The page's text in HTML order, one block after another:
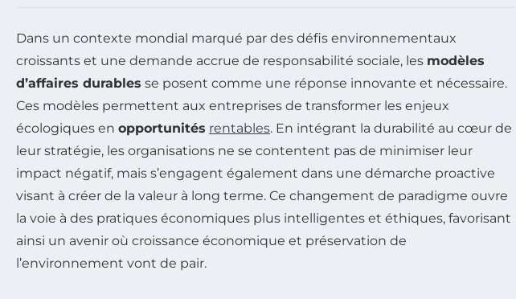
Dans un contexte mondial marqué par des défis environnementaux
croissants et une demande accrue de responsabilité sociale, les modèles
d’affaires durables se posent comme une réponse innovante et nécessaire.
Ces modèles permettent aux entreprises de transformer les enjeux
écologiques en opportunités rentables. En intégrant la durabilité au cœur de
leur stratégie, les organisations ne se contentent pas de minimiser leur
impact négatif, mais s’engagent également dans une démarche proactive
visant à créer de la valeur à long terme. Ce changement de paradigme ouvre
la voie à des pratiques économiques plus intelligentes et éthiques, favorisant
ainsi un avenir où croissance économique et préservation de
l’environnement vont de pair.